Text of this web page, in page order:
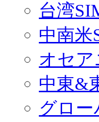
台湾
中南米
オセ
中東&
グロー